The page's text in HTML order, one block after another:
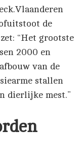
de
“Het grootste
2000 en
van de
stallen
dierlijke mest.”